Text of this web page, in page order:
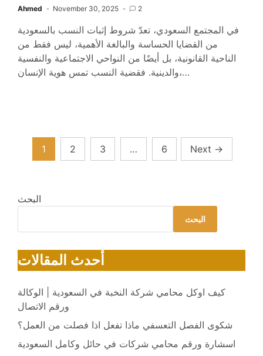
Ahmed November 30, 2025 2
في المجتمع السعودي، تعدّ شروط إثبات النسب بالسعودية
من القضايا الحساسة والبالغة الأهمية، ليس فقط من
الناحية القانونية، بل أيضًا من النواحي الاجتماعية والنفسية
والدينية. فقضية النسب تمس هوية الإنسان،…
Posts
1 2 3 … 6 Next →
البحث
البحث
أحدث المقالات
كيف اوكل محامي شركة النخبة في السعودية | الوكالة
ورقم الاتصال
شكوى الفصل التعسفي ماذا تفعل اذا فصلت من العمل؟
اسشارة ورقم محامي شركات في حائل وكامل السعودية